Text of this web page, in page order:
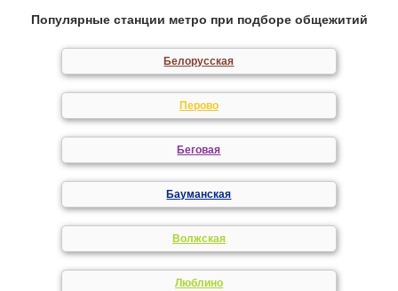
Популярные станции метро при подборе общежитий
Белорусская
Перово
Беговая
Бауманская
Волжская
Люблино